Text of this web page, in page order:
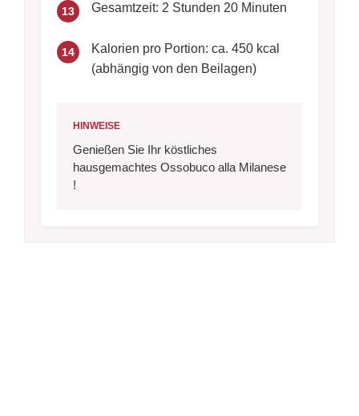
13 Gesamtzeit: 2 Stunden 20 Minuten
14
Kalorien pro Portion: ca. 450 kcal
(abhängig von den Beilagen)
HINWEISE
Genießen Sie Ihr köstliches
hausgemachtes Ossobuco alla Milanese
!